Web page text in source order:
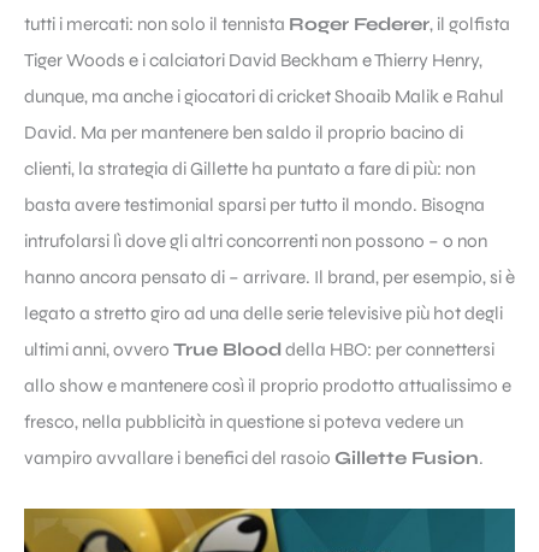
tutti i mercati: non solo il tennista Roger Federer, il golfista
Tiger Woods e i calciatori David Beckham e Thierry Henry,
dunque, ma anche i giocatori di cricket Shoaib Malik e Rahul
David. Ma per mantenere ben saldo il proprio bacino di
clienti, la strategia di Gillette ha puntato a fare di più: non
basta avere testimonial sparsi per tutto il mondo. Bisogna
intrufolarsi lì dove gli altri concorrenti non possono – o non
hanno ancora pensato di – arrivare. Il brand, per esempio, si è
legato a stretto giro ad una delle serie televisive più hot degli
ultimi anni, ovvero True Blooddella HBO: per connettersi
allo show e mantenere così il proprio prodotto attualissimo e
fresco, nella pubblicità in questione si poteva vedere un
vampiro avvallare i benefici del rasoio Gillette Fusion.